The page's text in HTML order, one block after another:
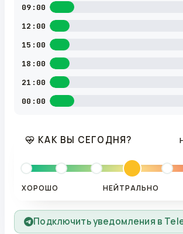
09:00
12:00
15:00
18:00
21:00
00:00
КАК ВЫ СЕГОДНЯ?
ХОРОШО НЕЙТРАЛЬНО
Подключить уведомления в